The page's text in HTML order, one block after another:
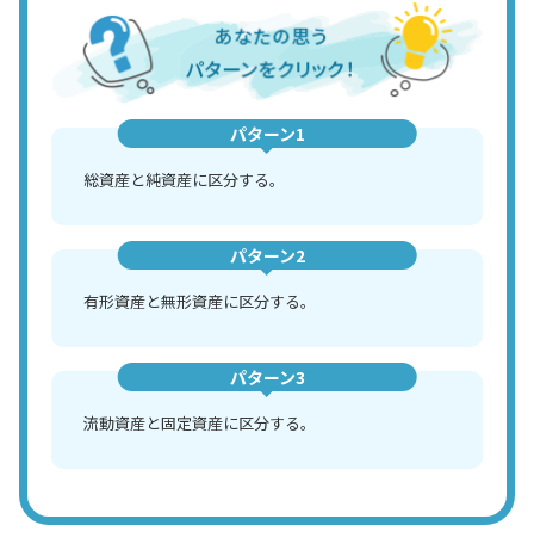
パターン1
総資産と純資産に区分する。
パターン2
有形資産と無形資産に区分する。
パターン3
流動資産と固定資産に区分する。